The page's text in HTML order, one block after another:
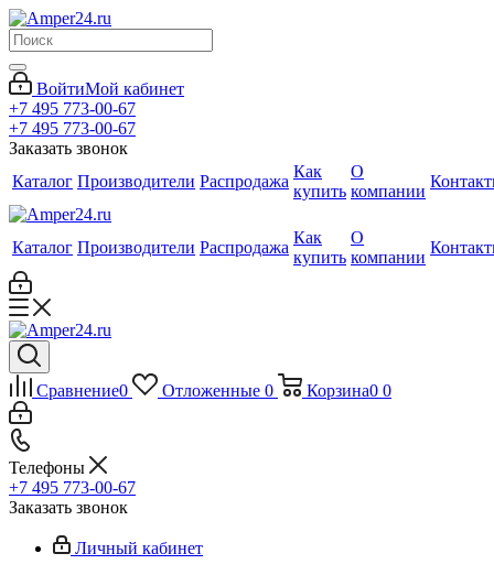
ВойтиМой кабинет
+7 495 773-00-67
+7 495 773-00-67
Заказать звонок
Каталог Производители Распродажа
Как
купить
О
компании
Каталог Производители Распродажа
Как
купить
О
компании
Сравнение0 Отложенные 0 Корзина0 0
Телефоны
+7 495 773-00-67
Заказать звонок
Личный кабинет